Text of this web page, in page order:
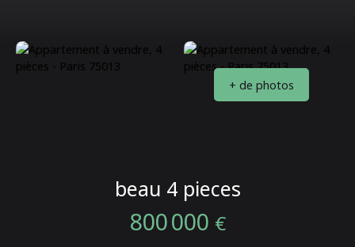
+ de photos
beau 4 pieces
800 000 €